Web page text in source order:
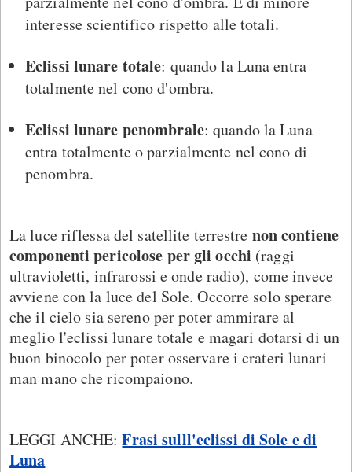
interesse scientifico rispetto alle totali.
Eclissi lunare totale: quando la Luna entra
totalmente nel cono d'ombra.
Eclissi lunare penombrale: quando la Luna
entra totalmente o parzialmente nel cono di
penombra.
La luce riflessa del satellite terrestre non contiene
componenti pericolose per gli occhi (raggi
ultravioletti, infrarossi e onde radio), come invece
avviene con la luce del Sole. Occorre solo sperare
che il cielo sia sereno per poter ammirare al
meglio l'eclissi lunare totale e magari dotarsi di un
buon binocolo per poter osservare i crateri lunari
man mano che ricompaiono.
LEGGI ANCHE:Frasi sulll'eclissi di Sole e di
Luna